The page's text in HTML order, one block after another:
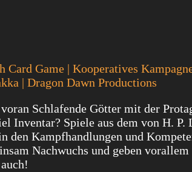
Game | Kooperatives
| Dragon Dawn Productions
Schlafende Götter mit der
Inventar? Spiele aus dem von H. P.
den Kampfhandlungen und
Nachwuchs und geben